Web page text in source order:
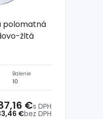
polomatná
žltá
Balenie
10
€bez DPH
€s DPH